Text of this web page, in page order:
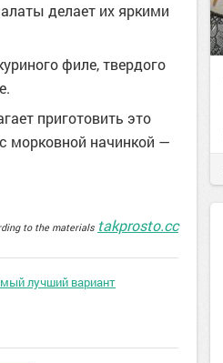
делает их яркими
филе, твердого
приготовить это
морковной начинкой —
to the materials takprosto.cc
лучший вариант